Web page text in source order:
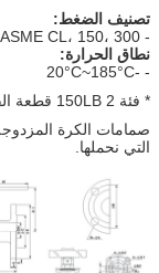
تصنيف الضغط:
- ASME CL، 150، 300
نطاق الحرارة:
- -20°C~185°C
* فئة 150LB 2 قطعة الفولاذ المقاوم للصدأ فلش فول بورت صمام الكرة
صمامات الكرة
التي نحملها.